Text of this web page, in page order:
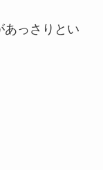
あっさりとい